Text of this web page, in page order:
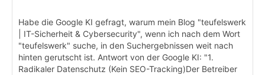
Habe die Google KI gefragt, warum mein Blog "teufelswerk
| IT-Sicherheit & Cybersecurity", wenn ich nach dem Wort
"teufelswerk" suche, in den Suchergebnissen weit nach
hinten gerutscht ist. Antwort von der Google KI: "1.
Radikaler Datenschutz (Kein SEO-Tracking)Der Betreiber